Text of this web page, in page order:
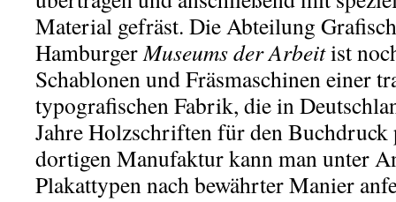
Material gefräst. Die Abteilung
HamburgerMuseums der Arbeitist
Schablonen und Fräsmaschinen einer
typografischen Fabrik, die in
Jahre Holzschriften für den
dortigen Manufaktur kann man unter
Plakattypen nach bewährter Manier